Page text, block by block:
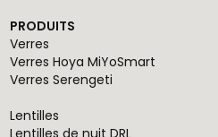
PRODUITS
Verres
Verres Hoya MiYoSmart
Verres Serengeti
Lentilles
Lentilles de nuit DRL